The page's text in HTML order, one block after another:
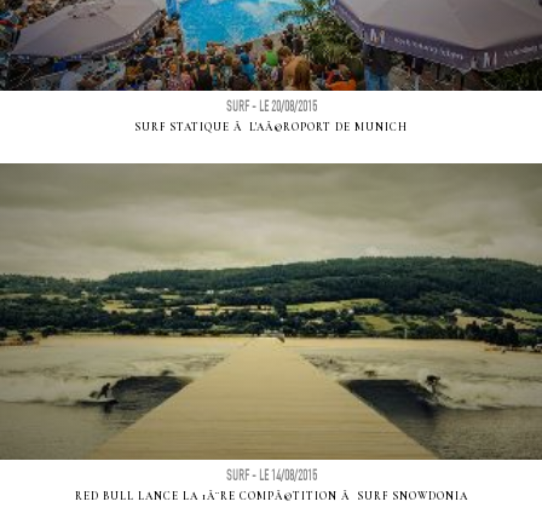
SURF - LE 20/08/2015
SURF STATIQUE Ã L'AÃ©ROPORT DE MUNICH
SURF - LE 14/08/2015
RED BULL LANCE LA 1Ã¨RE COMPÃ©TITION Ã SURF SNOWDONIA